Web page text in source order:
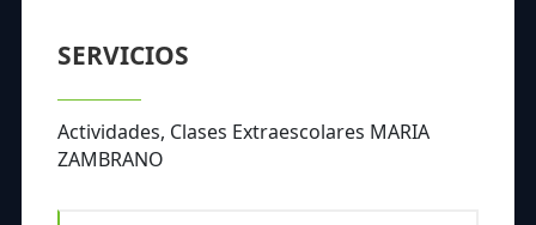
SERVICIOS
Actividades, Clases Extraescolares MARIA
ZAMBRANO